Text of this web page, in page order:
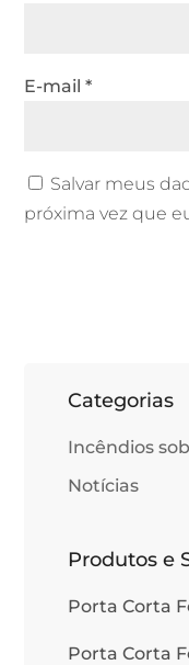
E-mail*
Salvar meus
próxima vez que
Categorias
Incêndios
Notícias
Produtos e
Porta Corta
Porta Corta